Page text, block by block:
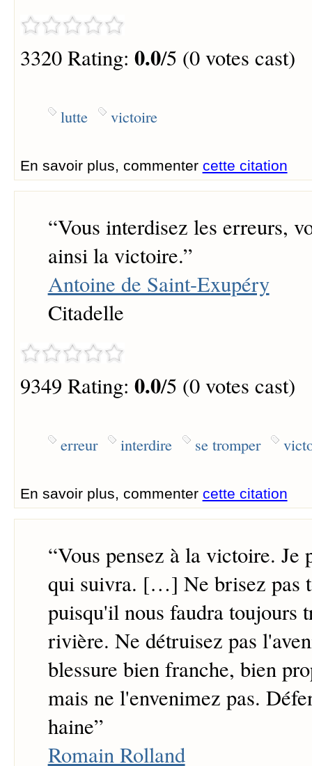
3320 Rating: 0.0/5 (0 votes cast)
lutte victoire
En savoir plus, commenter cette citation
“Vous interdisez les erreurs,
ainsi la victoire.”
Antoine de Saint-Exupéry
Citadelle
9349 Rating: 0.0/5 (0 votes cast)
erreur interdire se tromper
En savoir plus, commenter cette citation
“Vous pensez à la victoire. Je
qui suivra. […] Ne brisez pas
puisqu'il nous faudra toujours
rivière. Ne détruisez pas
blessure bien franche, bien
mais ne l'envenimez pas.
haine”
Romain Rolland